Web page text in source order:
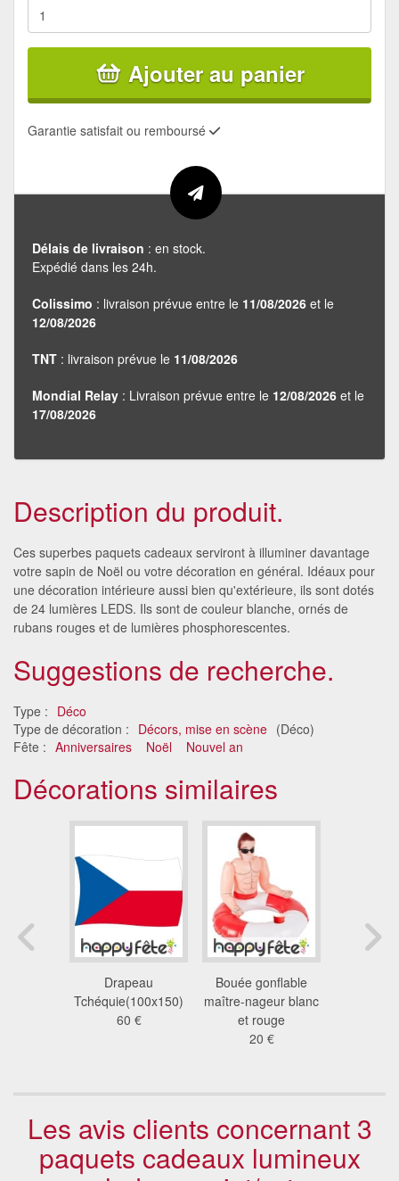
Ajouter au panier
Garantie satisfait ou remboursé
Délais de livraison : en stock.
Expédié dans les 24h.
Colissimo : livraison prévue entre le 11/08/2026 et le
12/08/2026
TNT : livraison prévue le 11/08/2026
Mondial Relay : Livraison prévue entre le 12/08/2026 et le
17/08/2026
Description du produit.
Ces superbes paquets cadeaux serviront à illuminer davantage
votre sapin de Noël ou votre décoration en général. Idéaux pour
une décoration intérieure aussi bien qu'extérieure, ils sont dotés
de 24 lumières LEDS. Ils sont de couleur blanche, ornés de
rubans rouges et de lumières phosphorescentes.
Suggestions de recherche.
Type : Déco
Type de décoration : Décors, mise en scène (Déco)
Fête : Anniversaires Noël Nouvel an
Décorations similaires
Drapeau
Tchéquie(100x150)
60 €
Bouée gonflable
maître-nageur blanc
et rouge
20 €
Les avis clients concernant 3
paquets cadeaux lumineux